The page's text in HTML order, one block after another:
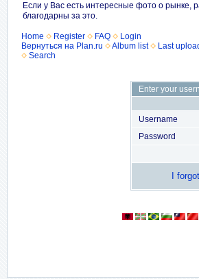
Если у Вас есть интересные фото о рынке,
благодарны за это.
Home Register FAQ
Login
Вернуться на Plan.ru
Album list Last
Search
Enter your
Username
Password
I